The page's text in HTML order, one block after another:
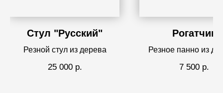
Стул "Русский"
Резной стул из дерева
25 000 р.
Рогатчик
Резное панно из
7 500 р.